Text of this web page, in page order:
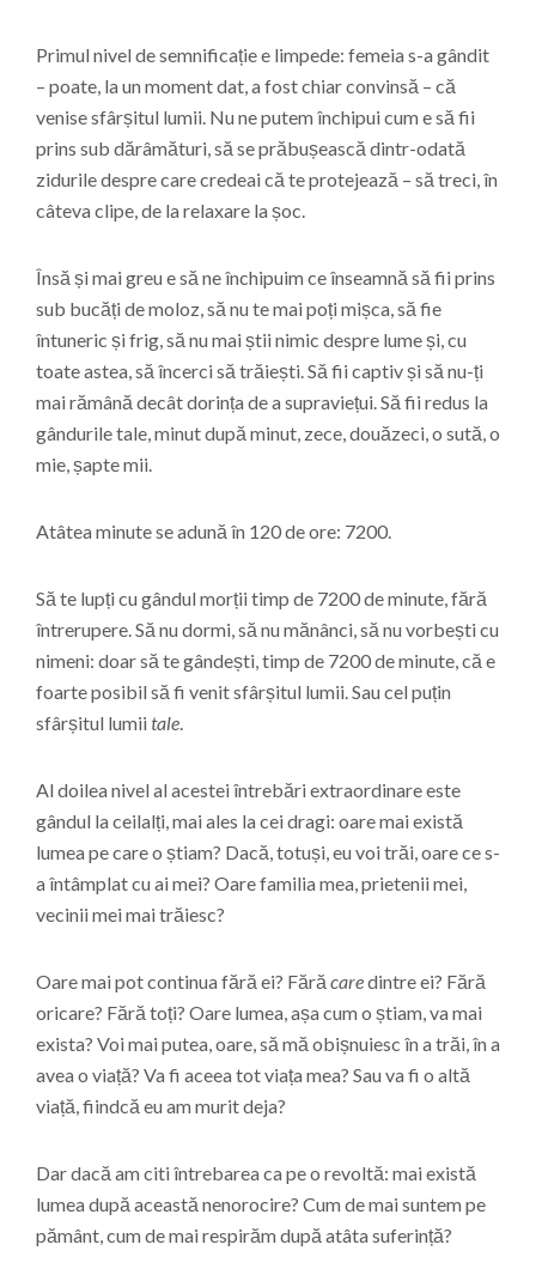
Primul nivel de semnificație e limpede: femeia s-a gândit
– poate, la un moment dat, a fost chiar convinsă – că
venise sfârșitul lumii. Nu ne putem închipui cum e să fii
prins sub dărâmături, să se prăbușească dintr-odată
zidurile despre care credeai că te protejează – să treci, în
câteva clipe, de la relaxare la șoc.
Însă și mai greu e să ne închipuim ce înseamnă să fii prins
sub bucăți de moloz, să nu te mai poți mișca, să fie
întuneric și frig, să nu mai știi nimic despre lume și, cu
toate astea, să încerci să trăiești. Să fii captiv și să nu-ți
mai rămână decât dorința de a supraviețui. Să fii redus la
gândurile tale, minut după minut, zece, douăzeci, o sută, o
mie, șapte mii.
Atâtea minute se adună în 120 de ore: 7200.
Să te lupți cu gândul morții timp de 7200 de minute, fără
întrerupere. Să nu dormi, să nu mănânci, să nu vorbești cu
nimeni: doar să te gândești, timp de 7200 de minute, că e
foarte posibil să fi venit sfârșitul lumii. Sau cel puțin
sfârșitul lumii tale.
Al doilea nivel al acestei întrebări extraordinare este
gândul la ceilalți, mai ales la cei dragi: oare mai există
lumea pe care o știam? Dacă, totuși, eu voi trăi, oare ce s-
a întâmplat cu ai mei? Oare familia mea, prietenii mei,
vecinii mei mai trăiesc?
Oare mai pot continua fără ei? Fără caredintre ei? Fără
oricare? Fără toți? Oare lumea, așa cum o știam, va mai
exista? Voi mai putea, oare, să mă obișnuiesc în a trăi, în a
avea o viață? Va fi aceea tot viața mea? Sau va fi o altă
viață, fiindcă eu am murit deja?
Dar dacă am citi întrebarea ca pe o revoltă: mai există
lumea după această nenorocire? Cum de mai suntem pe
pământ, cum de mai respirăm după atâta suferință?